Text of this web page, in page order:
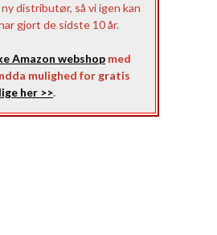
distributør, så vi igen kan
gjort de sidste 10 år.
Amazon webshop med
mulighed for gratis
her >>.